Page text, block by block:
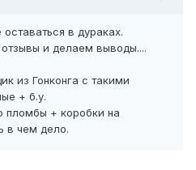
в дураках.
и делаем выводы....
из Гонконга с такими
+ б.у.
пломбы + коробки на
в чем дело.